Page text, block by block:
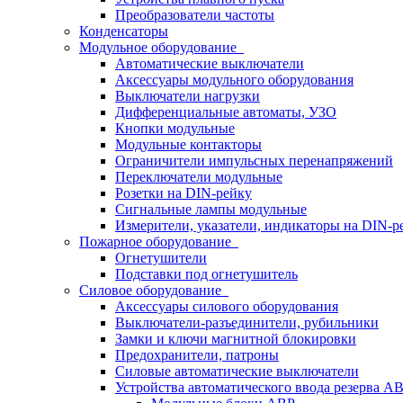
Преобразователи частоты
Конденсаторы
Модульное оборудование
Автоматические выключатели
Аксессуары модульного оборудования
Выключатели нагрузки
Дифференциальные автоматы, УЗО
Кнопки модульные
Модульные контакторы
Ограничители импульсных перенапряжений
Переключатели модульные
Розетки на DIN-рейку
Сигнальные лампы модульные
Измерители, указатели, индикаторы на DIN-
Пожарное оборудование
Огнетушители
Подставки под огнетушитель
Силовое оборудование
Аксессуары силового оборудования
Выключатели-разъединители, рубильники
Замки и ключи магнитной блокировки
Предохранители, патроны
Силовые автоматические выключатели
Устройства автоматического ввода резерва